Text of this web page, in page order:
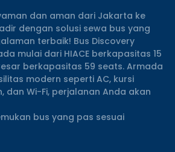
dan aman dari Jakarta ke
dengan solusi sewa bus yang
terbaik! Bus Discovery
mulai dari HIACE berkapasitas 15
berkapasitas 59 seats. Armada
modern seperti AC, kursi
dan Wi-Fi, perjalanan Anda akan
bus yang pas sesuai